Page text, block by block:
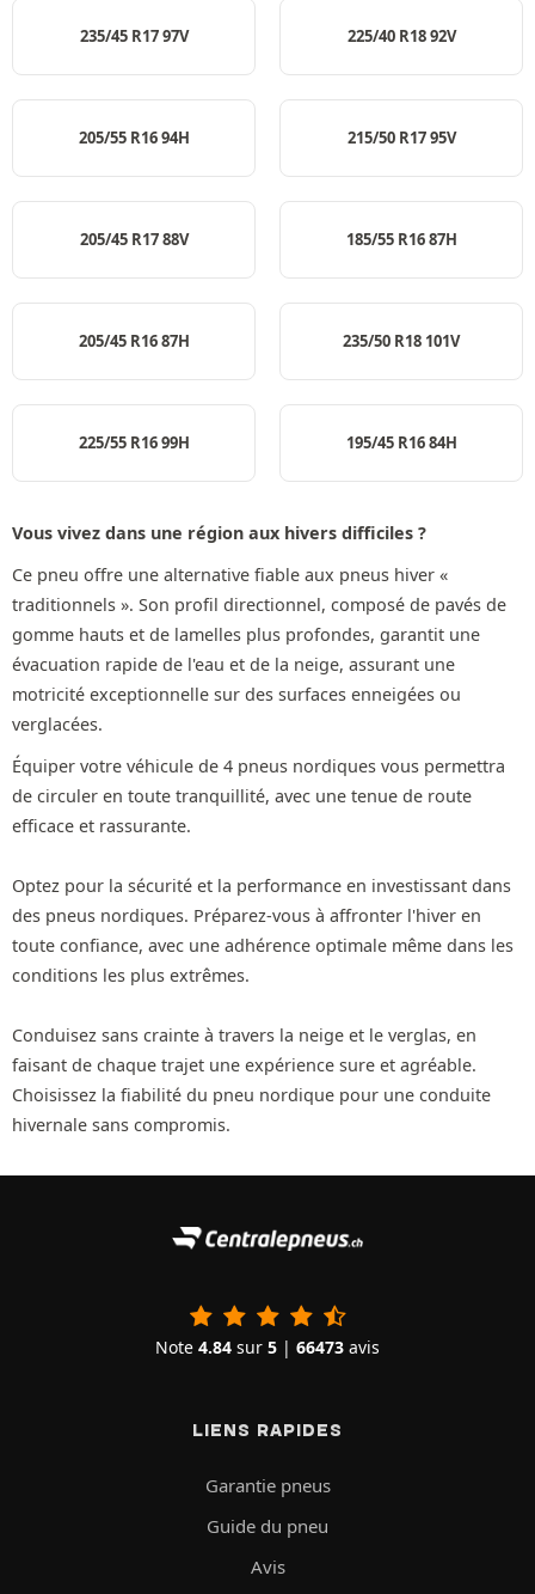
235/45 R17 97V 225/40 R18 92V
205/55 R16 94H 215/50 R17 95V
205/45 R17 88V 185/55 R16 87H
205/45 R16 87H 235/50 R18 101V
225/55 R16 99H 195/45 R16 84H
Vous vivez dans une région aux hivers difficiles ?
Ce pneu offre une alternative fiable aux pneus hiver «
traditionnels ». Son profil directionnel, composé de pavés de
gomme hauts et de lamelles plus profondes, garantit une
évacuation rapide de l'eau et de la neige, assurant une
motricité exceptionnelle sur des surfaces enneigées ou
verglacées.
Équiper votre véhicule de 4 pneus nordiques vous permettra
de circuler en toute tranquillité, avec une tenue de route
efficace et rassurante.
Optez pour la sécurité et la performance en investissant dans
des pneus nordiques. Préparez-vous à affronter l'hiver en
toute confiance, avec une adhérence optimale même dans les
conditions les plus extrêmes.
Conduisez sans crainte à travers la neige et le verglas, en
faisant de chaque trajet une expérience sure et agréable.
Choisissez la fiabilité du pneu nordique pour une conduite
hivernale sans compromis.
Note 4.84 sur 5 | 66473 avis
LIENS RAPIDES
Garantie pneus
Guide du pneu
Avis